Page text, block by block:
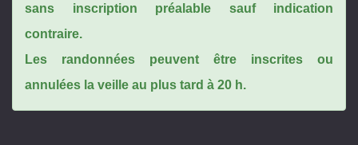
sans inscription préalable sauf indication
contraire.
Les randonnées peuvent être inscrites ou
annulées la veille au plus tard à 20 h.